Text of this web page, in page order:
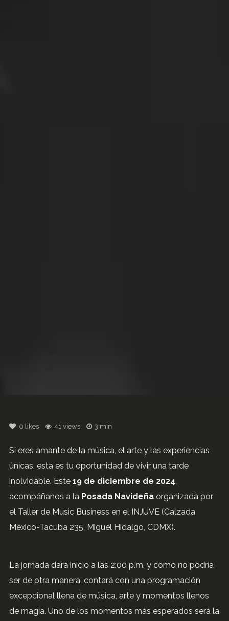
0 likes 41 views 3 min
Si eres amante de la música, el arte y las experiencias
únicas, esta es tu oportunidad de vivir una tarde
inolvidable. Este 19 de diciembre de 2024,
acompáñanos a la Posada Navideñaorganizada por
el Taller de Music Business en el INJUVE (Calzada
México-Tacuba 235, Miguel Hidalgo, CDMX).
La jornada dará inicio a las 2:00 p.m. y como no podría
ser de otra manera, contará con una programación
excepcional llena de música, arte y momentos llenos
de magia. Uno de los momentos más esperados será la